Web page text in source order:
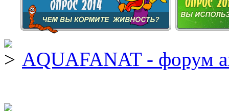
AQUAFANAT - форум